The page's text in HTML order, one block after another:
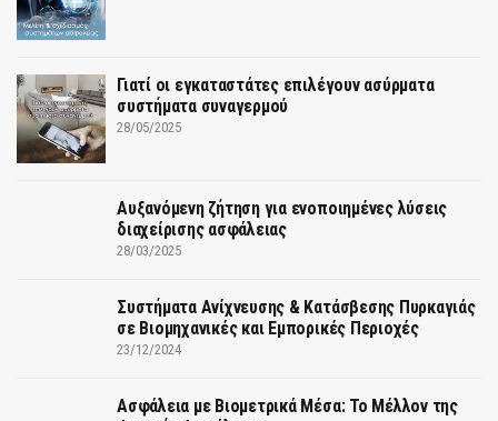
Γιατί οι εγκαταστάτες επιλέγουν ασύρματα
συστήματα συναγερμού
28/05/2025
Αυξανόμενη ζήτηση για ενοποιημένες λύσεις
διαχείρισης ασφάλειας
28/03/2025
Συστήματα Ανίχνευσης & Κατάσβεσης Πυρκαγιάς
σε Βιομηχανικές και Εμπορικές Περιοχές
23/12/2024
Ασφάλεια με Βιομετρικά Μέσα: Το Μέλλον της